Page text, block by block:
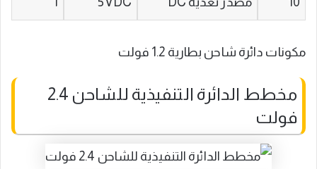
مكونات دائرة شاحن بطارية 1.2 فولت
مخطط الدائرة التنفيذية للشاحن 2.4
فولت